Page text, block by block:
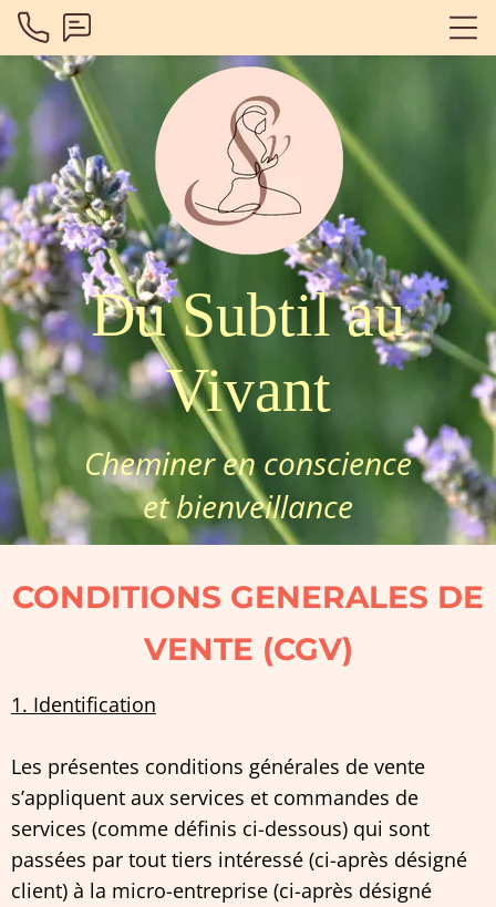
Du Subtilau
Vivant
Cheminer en conscience
et bienveillance
CONDITIONS GENERALES DE
VENTE (CGV)
1. Identification
Les présentes conditions générales de vente
s’appliquent aux services et commandes de
services (comme définis ci-dessous) qui sont
passées par tout tiers intéressé (ci-après désigné
client) à la micro-entreprise (ci-après désigné